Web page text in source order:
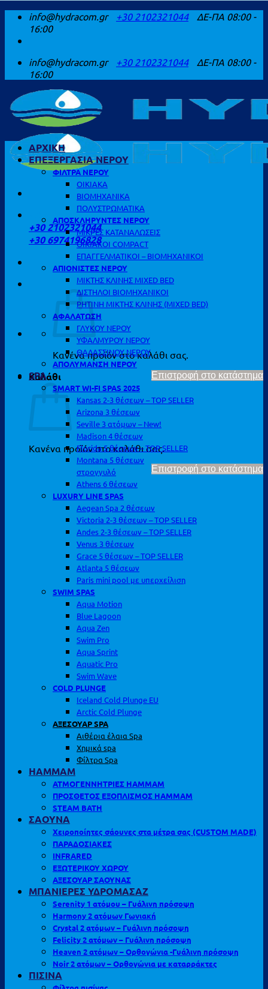
Μετάβαση
περιεχόμενο
info@hydracom.gr +30 2102321044
ΔΕ-ΠΑ 08:00 -
16:00
info@hydracom.gr +30 2102321044
ΔΕ-ΠΑ 08:00 -
16:00
ΚΑΛΕΣΤΕ ΜΑΣ
+30 2102321044
+30 6974196828
Κανένα προϊόν στο καλάθι σας.
Επιστροφή στο κατάστημα
Καλάθι
Κανένα προϊόν στο καλάθι σας.
Επιστροφή στο κατάστημα
ΑΡΧΙΚΗ
ΕΠΕΞΕΡΓΑΣΙΑ ΝΕΡΟΥ
ΦΙΛΤΡΑ ΝΕΡΟΥ
ΟΙΚΙΑΚΑ
ΒΙΟΜΗΧΑΝΙΚΑ
ΠΟΛΥΣΤΡΩΜΑΤΙΚΑ
ΑΠΟΣΚΛΗΡΥΝΤΕΣ ΝΕΡΟΥ
ΜΙΚΡΕΣ ΚΑΤΑΝΑΛΩΣΕΙΣ
ΟΙΚΙΑΚΟΙ COMPACT
ΕΠΑΓΓΕΛΜΑΤΙΚΟΙ – ΒΙΟΜΗΧΑΝΙΚΟΙ
ΑΠΙΟΝΙΣΤΕΣ ΝΕΡΟΥ
ΜΙΚΤΗΣ ΚΛΙΝΗΣ MIXED BED
ΔΙΣΤΗΛΟΙ ΒΙΟΜΗΧΑΝΙΚΟΙ
ΡΗΤΙΝΗ ΜΙΚΤΗΣ ΚΛΙΝΗΣ (MIXED BED)
ΑΦΑΛΑΤΩΣΗ
ΓΛΥΚΟΥ ΝΕΡΟΥ
ΥΦΑΛΜΥΡΟΥ ΝΕΡΟΥ
ΘΑΛΑΣΣΙΝΟΥ ΝΕΡΟΥ
ΑΠΟΛΥΜΑΝΣΗ ΝΕΡΟΥ
SPA
SMART WI-FI SPAS 2025
Kansas 2-3 θέσεων – TOP SELLER
Arizona 3 θέσεων
Seville 3 ατόμων – New!
Madison 4 θέσεων
Florida 5 θέσεων – TOP SELLER
Montana 5 θέσεων
στρογγυλό
Athens 6 θέσεων
LUXURY LINE SPAS
Aegean Spa 2 θέσεων
Victoria 2-3 θέσεων – TOP SELLER
Andes 2-3 θέσεων – TOP SELLER
Venus 3 θέσεων
Grace 5 θέσεων – TOP SELLER
Atlanta 5 θέσεων
Paris mini pool με υπερχείλιση
SWIM SPAS
Aqua Motion
Blue Lagoon
Aqua Zen
Swim Pro
Aqua Sprint
Aquatic Pro
Swim Wave
COLD PLUNGE
Iceland Cold Plunge EU
Arctic Cold Plunge
ΑΞΕΣΟΥΑΡ SPA
Αιθέρια έλαια Spa
Χημικά spa
Φίλτρα Spa
HAMMAM
ΑΤΜΟΓΕΝΝΗΤΡΙΕΣ HAMMAM
ΠΡΟΣΘΕΤΟΣ ΕΞΟΠΛΙΣΜΟΣ HAMMAM
STEAM BATH
ΣΑΟΥΝΑ
Χειροποίητες σάουνες στα μέτρα σας (CUSTOM MADE)
ΠΑΡΑΔΟΣΙΑΚΕΣ
INFRARED
ΕΞΩΤΕΡΙΚΟΥ ΧΩΡΟΥ
ΑΞΕΣΟΥΑΡ ΣΑΟΥΝΑΣ
ΜΠΑΝΙΕΡΕΣ ΥΔΡΟΜΑΣΑΖ
Serenity 1 ατόμου – Γυάλινη πρόσοψη
Harmony 2 ατόμων Γωνιακή
Crystal 2 ατόμων – Γυάλινη πρόσοψη
Felicity 2 ατόμων – Γυάλινη πρόσοψη
Heaven 2 ατόμων – Ορθογώνια -Γυάλινη πρόσοψη
Noir 2 ατόμων – Ορθογώνια με καταρράκτες
ΠΙΣΙΝΑ